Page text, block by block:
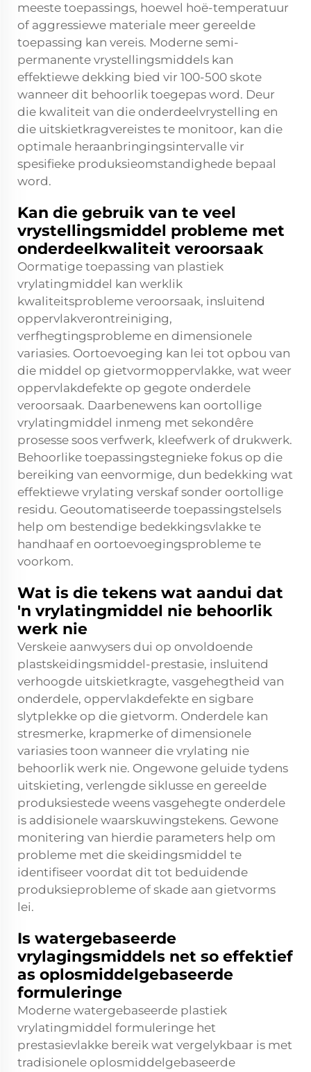
meeste toepassings, hoewel hoë-temperatuur
of aggressiewe materiale meer gereelde
toepassing kan vereis. Moderne semi-
permanente vrystellingsmiddels kan
effektiewe dekking bied vir 100-500 skote
wanneer dit behoorlik toegepas word. Deur
die kwaliteit van die onderdeelvrystelling en
die uitskietkragvereistes te monitoor, kan die
optimale heraanbringingsintervalle vir
spesifieke produksieomstandighede bepaal
word.
Kan die gebruik van te veel
vrystellingsmiddel probleme met
onderdeelkwaliteit veroorsaak
Oormatige toepassing van plastiek
vrylatingmiddel kan werklik
kwaliteitsprobleme veroorsaak, insluitend
oppervlakverontreiniging,
verfhegtingsprobleme en dimensionele
variasies. Oortoevoeging kan lei tot opbou van
die middel op gietvormoppervlakke, wat weer
oppervlakdefekte op gegote onderdele
veroorsaak. Daarbenewens kan oortollige
vrylatingmiddel inmeng met sekondêre
prosesse soos verfwerk, kleefwerk of drukwerk.
Behoorlike toepassingstegnieke fokus op die
bereiking van eenvormige, dun bedekking wat
effektiewe vrylating verskaf sonder oortollige
residu. Geoutomatiseerde toepassingstelsels
help om bestendige bedekkingsvlakke te
handhaaf en oortoevoegingsprobleme te
voorkom.
Wat is die tekens wat aandui dat
'n vrylatingmiddel nie behoorlik
werk nie
Verskeie aanwysers dui op onvoldoende
plastskeidingsmiddel-prestasie, insluitend
verhoogde uitskietkragte, vasgehegtheid van
onderdele, oppervlakdefekte en sigbare
slytplekke op die gietvorm. Onderdele kan
stresmerke, krapmerke of dimensionele
variasies toon wanneer die vrylating nie
behoorlik werk nie. Ongewone geluide tydens
uitskieting, verlengde siklusse en gereelde
produksiestede weens vasgehegte onderdele
is addisionele waarskuwingstekens. Gewone
monitering van hierdie parameters help om
probleme met die skeidingsmiddel te
identifiseer voordat dit tot beduidende
produksieprobleme of skade aan gietvorms
lei.
Is watergebaseerde
vrylagingsmiddels net so effektief
as oplosmiddelgebaseerde
formuleringe
Moderne watergebaseerde plastiek
vrylatingmiddel formuleringe het
prestasievlakke bereik wat vergelykbaar is met
tradisionele oplosmiddelgebaseerde